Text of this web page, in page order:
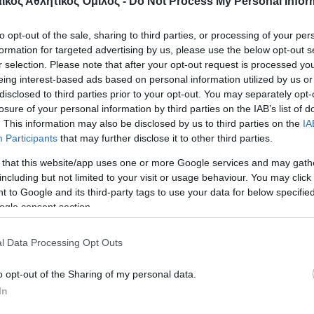
opt-out of the sale, sharing to third parties, or processing of your
for targeted advertising by us, please use the below opt-out
selection. Please note that after your opt-out request is processed
interest-based ads based on personal information utilized by us
to third parties prior to your opt-out. You may separately
of your personal information by third parties on the IAB’s list of
This information may also be disclosed by us to third parties on the
Participants that may further disclose it to other third parties.
that this website/app uses one or more Google services and may
but not limited to your visit or usage behaviour. You may
to Google and its third-party tags to use your data for below
consent section.
Data Processing Opt Outs
opt-out of the Sharing of my personal data.
ΠΑΟ
Σόφιας-Παναθηναϊκός Challenge Cup
Challenge Cup βόλεϊ ανδρών Chenois Geneve-
Πανελλήνιο πρωτάθλημα Boccia με τη